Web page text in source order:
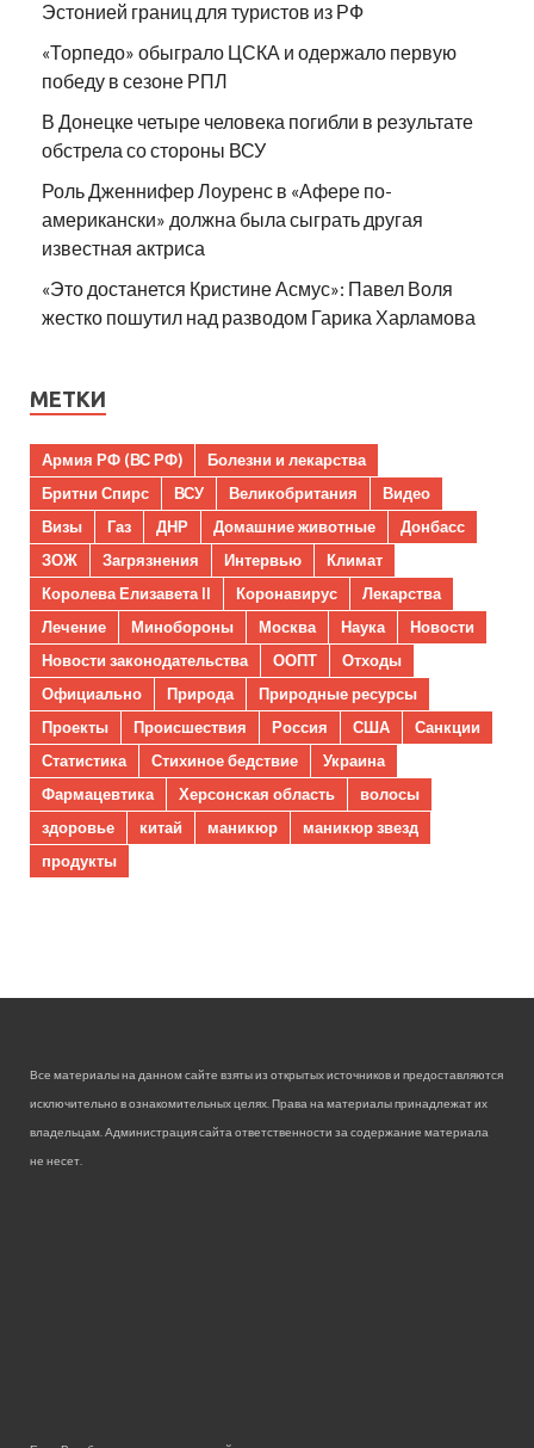
Эстонией границ для туристов из РФ
«Торпедо» обыграло ЦСКА и одержало первую
победу в сезоне РПЛ
В Донецке четыре человека погибли в результате
обстрела со стороны ВСУ
Роль Дженнифер Лоуренс в «Афере по-
американски» должна была сыграть другая
известная актриса
«Это достанется Кристине Асмус»: Павел Воля
жестко пошутил над разводом Гарика Харламова
МЕТКИ
Армия РФ (ВС РФ)
Болезни и лекарства
Бритни Спирс
ВСУ Великобритания
Видео
Визы
Газ ДНР Домашние животные
Донбасс
ЗОЖ
Загрязнения Интервью
Климат
Королева Елизавета II
Коронавирус
Лекарства
Лечение
Минобороны Москва Наука
Новости
Новости законодательства
ООПТ
Отходы
Официально
Природа
Природные ресурсы
Проекты
Происшествия Россия США
Санкции
Статистика
Стихиное бедствие
Украина
Фармацевтика
Херсонская область
волосы
здоровье
китай маникюр
маникюр звезд
продукты
Все материалы на данном сайте взяты из открытых источников и предоставляются
исключительно в ознакомительных целях. Права на материалы принадлежат их
владельцам. Администрация сайта ответственности за содержание материала
не несет.